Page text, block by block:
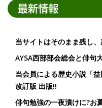
最新情報
当サイトはそのまま残し
AYSA西部部会総会と俳句
当会員による歴史小説「
改訂版 出版!!
俳句勉強の一夜漬けに?お